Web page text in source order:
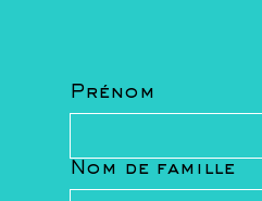
Prénom
Nom de famille